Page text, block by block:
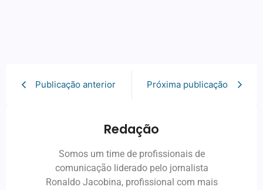
Publicação anterior Próxima publicação
Redação
Somos um time de profissionais de
comunicação liderado pelo jornalista
Ronaldo Jacobina, profissional com mais